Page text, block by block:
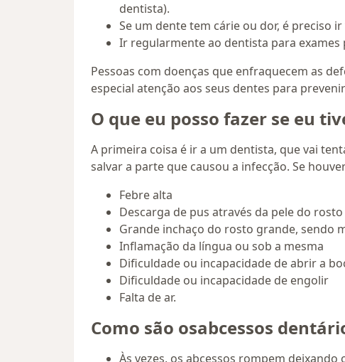
dentista).
Se um dente tem cárie ou dor, é preciso
Ir regularmente ao dentista para
Pessoas com doenças que enfraquecem as
especial atenção aos seus dentes para
O que eu posso fazer se eu
A primeira coisa é ir a um dentista, que vai
salvar a parte que causou a infecção. Se
Febre alta
Descarga de pus através da pele do rosto
Grande inchaço do rosto grande, sendo
Inflamação da língua ou sob a mesma
Dificuldade ou incapacidade de abrir a
Dificuldade ou incapacidade de engolir
Falta de ar.
Como são osabcessos
Às vezes, os abcessos rompem